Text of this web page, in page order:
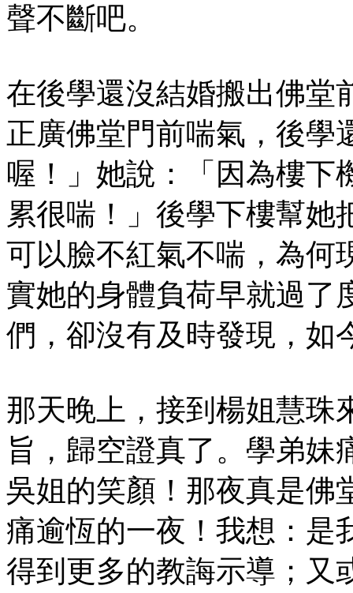
聲不斷吧。
在後學還沒結婚搬出佛堂
正廣佛堂門前喘氣，後學
喔！」她說：「因為樓下
累很喘！」後學下樓幫她
可以臉不紅氣不喘，為何
實她的身體負荷早就過了
們，卻沒有及時發現，如
那天晚上，接到楊姐慧珠
旨，歸空證真了。學弟妹
吳姐的笑顏！那夜真是佛
痛逾恆的一夜！我想：是
得到更多的教誨示導；又